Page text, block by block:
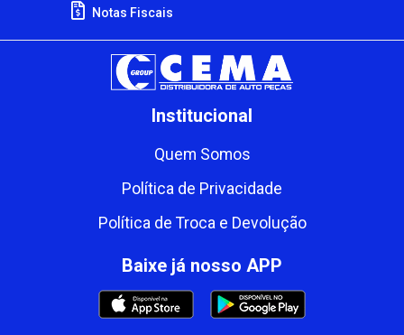
Notas Fiscais
Institucional
Quem Somos
Política de Privacidade
Política de Troca e Devolução
Baixe já nosso APP